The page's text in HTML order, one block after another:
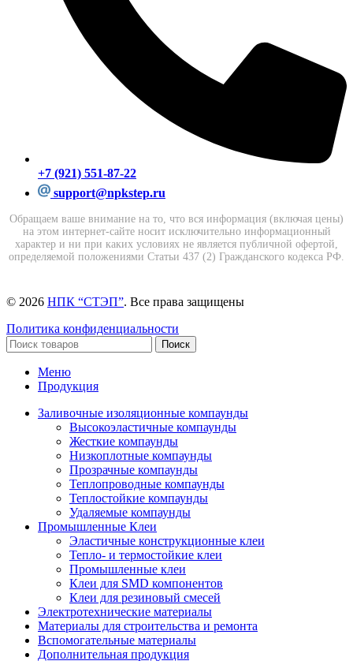
+7 (921) 551-87-22
support@npkstep.ru
Обращаем ваше внимание на то, что вся информация (включая цены)
на этом интернет-сайте носит исключительно информационный
характер и ни при каких условиях не является публичной офертой,
определяемой положениями Статьи 437 (2) Гражданского кодекса РФ.
© 2026 НПК “СТЭП”. Все права защищены
Политика конфиденциальности
Поиск
Меню
Продукция
Заливочные изоляционные компаунды
Высокоэластичные компаунды
Жесткие компаунды
Низкоплотные компаунды
Прозрачные компаунды
Теплопроводные компаунды
Теплостойкие компаунды
Удаляемые компаунды
Промышленные Клеи
Эластичные конструкционные клеи
Тепло- и термостойкие клеи
Промышленные клеи
Клеи для SMD компонентов
Клеи для резиновый смесей
Электротехнические материалы
Материалы для строительства и ремонта
Вспомогательные материалы
Дополнительная продукция